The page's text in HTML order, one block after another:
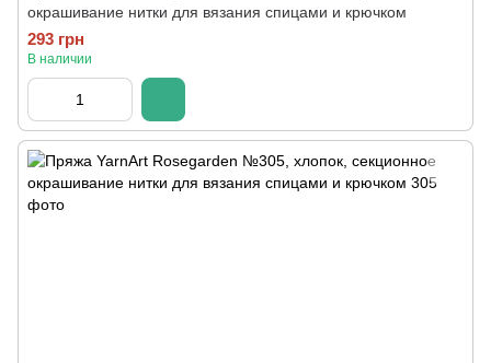
окрашивание нитки для вязания спицами и крючком
293 грн
В наличии